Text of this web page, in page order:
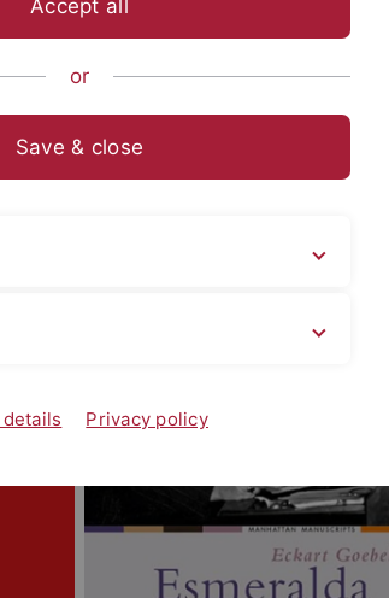
Accept all
or
Save & close
Privacy policy